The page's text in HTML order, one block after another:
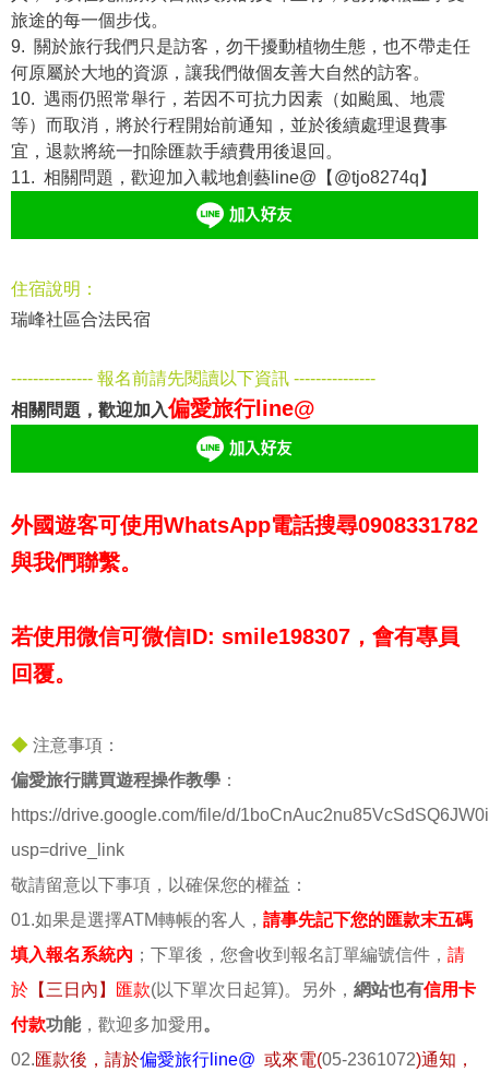
旅途的每一個步伐。
9. 關於旅行我們只是訪客，勿干擾動植物生態，也不帶走任
何原屬於大地的資源，讓我們做個友善大自然的訪客。
10. 遇雨仍照常舉行，若因不可抗力因素（如颱風、地震
等）而取消，將於行程開始前通知，並於後續處理退費事
宜，退款將統一扣除匯款手續費用後退回。
11. 相關問題，歡迎加入載地創藝line@【@tjo8274q】
住宿說明：
瑞峰社區合法民宿
--------------- 報名前請先閱讀以下資訊 ---------------
相關問題，歡迎加入偏愛旅行line@
外國遊客可使用WhatsApp電話搜尋0908331782
與我們聯繫。
若使用微信可微信ID: smile198307，會有專員
回覆。
◆ 注意事項：
偏愛旅行購買遊程操作教學 ：
https://drive.google.com/file/d/
usp=drive_link
敬請留意以下事項，以確保您的權益：
01.如果是選擇ATM轉帳的客人， 請事先記下您的匯款末五碼
填入報名系統內 ；下單後，您會收到報名訂單編號信件， 請
於 【三日內】 匯款(以下單次日起算)。另外， 網站也有信用卡
付款功能，歡迎多加愛用 。
02.匯款後，請於偏愛旅行line@ 或來電(05-2361072)通知，